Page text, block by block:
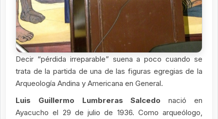
Decir “pérdida irreparable” suena a poco cuando se
trata de la partida de una de las figuras egregias de la
Arqueología Andina y Americana en General.
Luis Guillermo Lumbreras Salcedo nació en
Ayacucho el 29 de julio de 1936. Como arqueólogo,